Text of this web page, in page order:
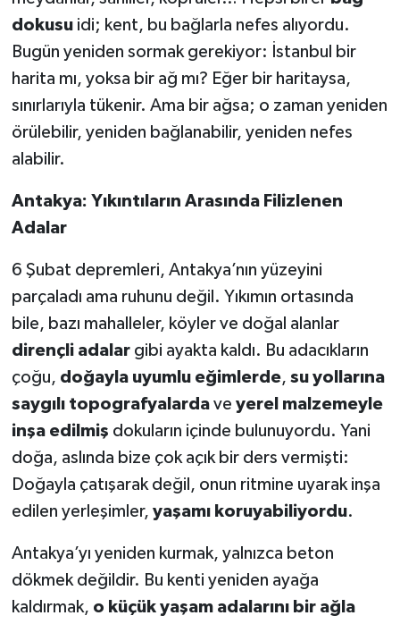
dokusuidi; kent, bu bağlarla nefes alıyordu.
Bugün yeniden sormak gerekiyor: İstanbul bir
harita mı, yoksa bir ağ mı? Eğer bir haritaysa,
sınırlarıyla tükenir. Ama bir ağsa; o zaman yeniden
örülebilir, yeniden bağlanabilir, yeniden nefes
alabilir.
Antakya: Yıkıntıların Arasında Filizlenen
Adalar
6 Şubat depremleri, Antakya’nın yüzeyini
parçaladı ama ruhunu değil. Yıkımın ortasında
bile, bazı mahalleler, köyler ve doğal alanlar
dirençli adalargibi ayakta kaldı. Bu adacıkların
çoğu, doğayla uyumlu eğimlerde, su yollarına
saygılı topografyalardave yerel malzemeyle
inşa edilmiş dokuların içinde bulunuyordu. Yani
doğa, aslında bize çok açık bir ders vermişti:
Doğayla çatışarak değil, onun ritmine uyarak inşa
edilen yerleşimler, yaşamı koruyabiliyordu.
Antakya’yı yeniden kurmak, yalnızca beton
dökmek değildir. Bu kenti yeniden ayağa
kaldırmak, o küçük yaşam adalarını bir ağla